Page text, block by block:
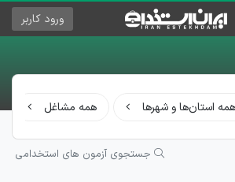
ورود کاربر
همه استان‌ها و شهرها همه مشاغل
جستجوی آزمون های استخدامی